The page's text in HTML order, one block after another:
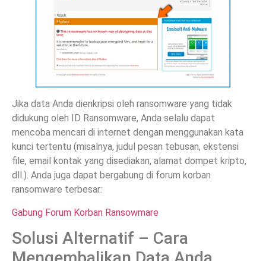
Jika data Anda dienkripsi oleh ransomware yang tidak
didukung oleh ID Ransomware, Anda selalu dapat
mencoba mencari di internet dengan menggunakan kata
kunci tertentu (misalnya, judul pesan tebusan, ekstensi
file, email kontak yang disediakan, alamat dompet kripto,
dll.). Anda juga dapat bergabung di forum korban
ransomware terbesar:
Gabung Forum Korban Ransowmare
Solusi Alternatif – Cara